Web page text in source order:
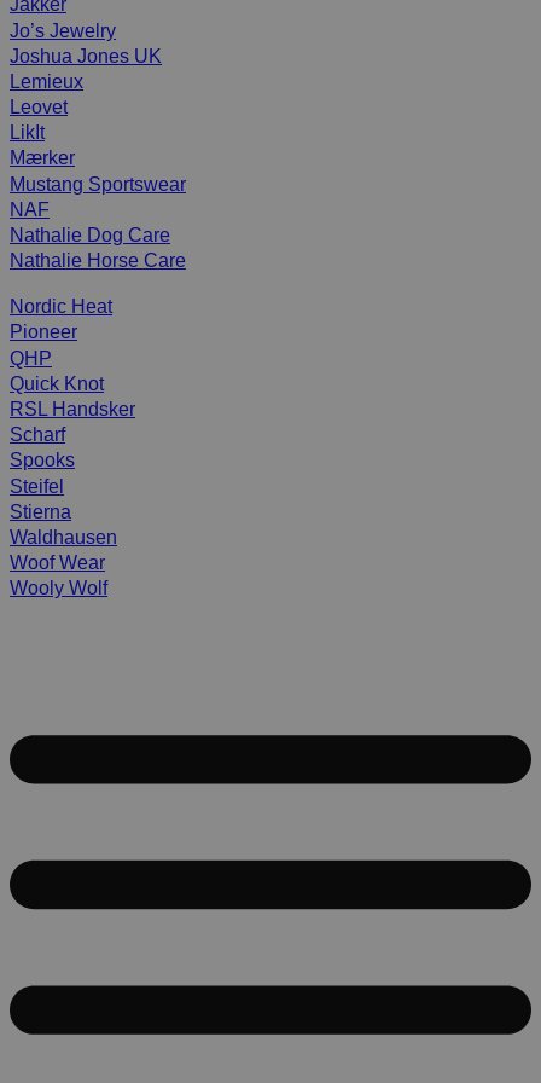
Jakker
Jo’s Jewelry
Joshua Jones UK
Lemieux
Leovet
LikIt
Mærker
Mustang Sportswear
NAF
Nathalie Dog Care
Nathalie Horse Care
Nordic Heat
Pioneer
QHP
Quick Knot
RSL Handsker
Scharf
Spooks
Steifel
Stierna
Waldhausen
Woof Wear
Wooly Wolf